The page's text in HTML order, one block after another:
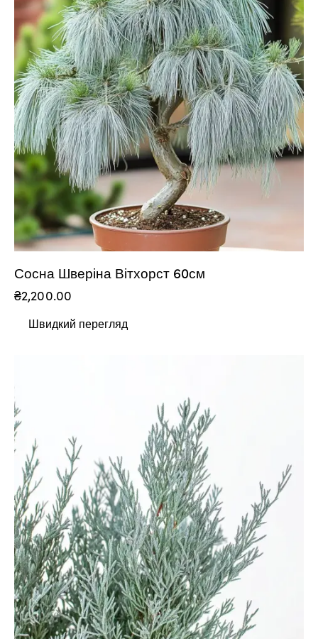
Сосна Шверіна Вітхорст 60см
₴2,200.00
Швидкий перегляд